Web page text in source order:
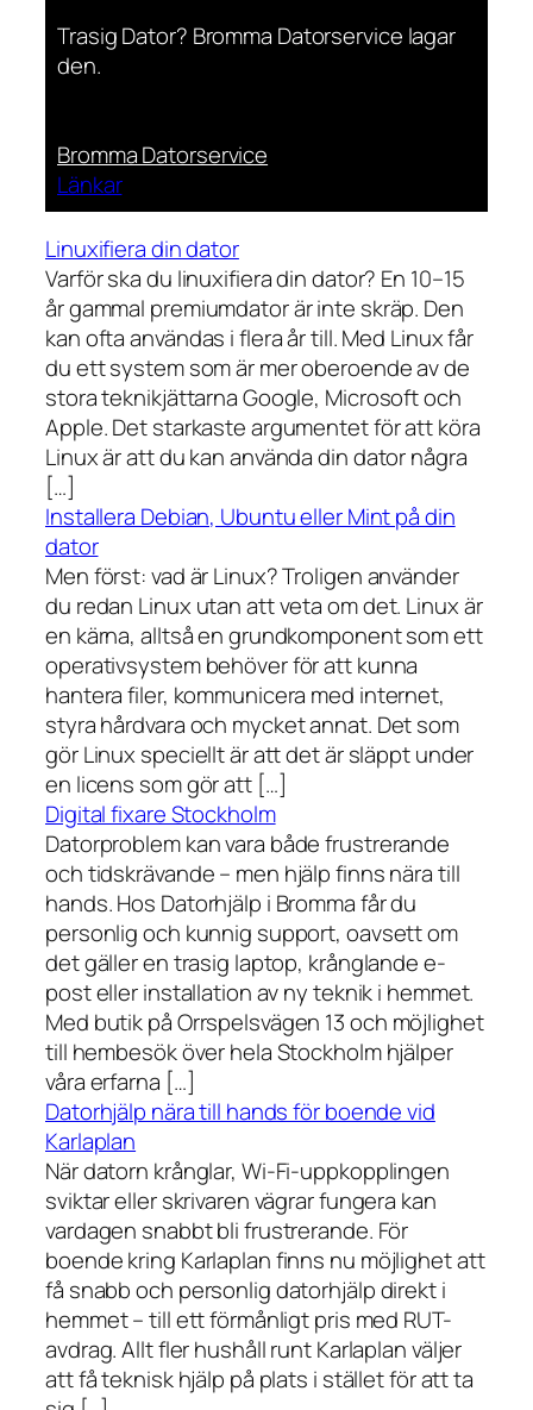
Trasig Dator? Bromma Datorservice lagar
den.
Bromma Datorservice
Länkar
Linuxifiera din dator
Varför ska du linuxifiera din dator? En 10–15
år gammal premiumdator är inte skräp. Den
kan ofta användas i flera år till. Med Linux får
du ett system som är mer oberoende av de
stora teknikjättarna Google, Microsoft och
Apple. Det starkaste argumentet för att köra
Linux är att du kan använda din dator några
[…]
Installera Debian, Ubuntu eller Mint på din
dator
Men först: vad är Linux? Troligen använder
du redan Linux utan att veta om det. Linux är
en kärna, alltså en grundkomponent som ett
operativsystem behöver för att kunna
hantera filer, kommunicera med internet,
styra hårdvara och mycket annat. Det som
gör Linux speciellt är att det är släppt under
en licens som gör att […]
Digital fixare Stockholm
Datorproblem kan vara både frustrerande
och tidskrävande – men hjälp finns nära till
hands. Hos Datorhjälp i Bromma får du
personlig och kunnig support, oavsett om
det gäller en trasig laptop, krånglande e-
post eller installation av ny teknik i hemmet.
Med butik på Orrspelsvägen 13 och möjlighet
till hembesök över hela Stockholm hjälper
våra erfarna […]
Datorhjälp nära till hands för boende vid
Karlaplan
När datorn krånglar, Wi-Fi-uppkopplingen
sviktar eller skrivaren vägrar fungera kan
vardagen snabbt bli frustrerande. För
boende kring Karlaplan finns nu möjlighet att
få snabb och personlig datorhjälp direkt i
hemmet – till ett förmånligt pris med RUT-
avdrag. Allt fler hushåll runt Karlaplan väljer
att få teknisk hjälp på plats i stället för att ta